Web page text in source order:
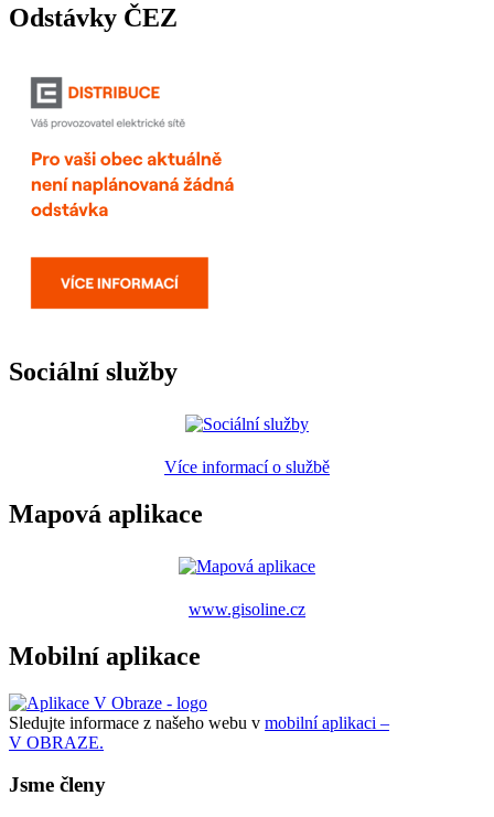
Odstávky ČEZ
Sociální služby
Více informací o službě
Mapová aplikace
www.gisoline.cz
Mobilní aplikace
Sledujte informace z našeho webu v mobilní aplikaci –
V OBRAZE.
Jsme členy